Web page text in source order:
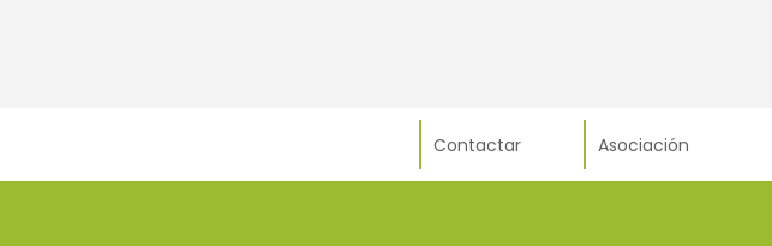
Contactar Asociación